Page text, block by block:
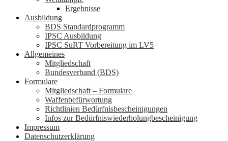
Ergebnisse
Ausbildung
BDS Standardprogramm
IPSC Ausbildung
IPSC SuRT Vorbereitung im LV5
Allgemeines
Mitgliedschaft
Bundesverband (BDS)
Formulare
Mitgliedschaft – Formulare
Waffenbefürwortung
Richtlinien Bedürfnisbescheinigungen
Infos zur Bedürfniswiederholungbescheinigung
Impressum
Datenschutzerklärung